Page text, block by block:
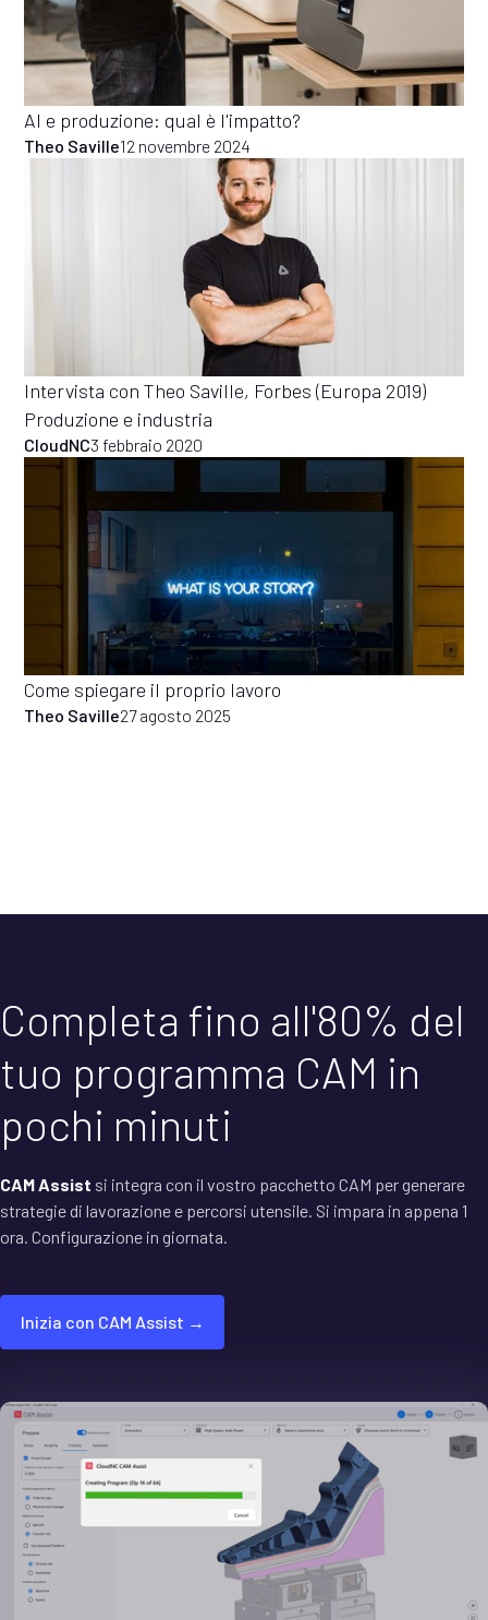
AI e produzione: qual è l'impatto?
Theo Saville12 novembre 2024
Intervista con Theo Saville, Forbes (Europa 2019)
Produzione e industria
CloudNC3 febbraio 2020
Come spiegare il proprio lavoro
Theo Saville27 agosto 2025
Completa fino all'80% del
tuo programma CAM in
pochi minuti
CAM Assist si integra con il vostro pacchetto CAM per generare
strategie di lavorazione e percorsi utensile. Si impara in appena 1
ora. Configurazione in giornata.
Inizia con CAM Assist →